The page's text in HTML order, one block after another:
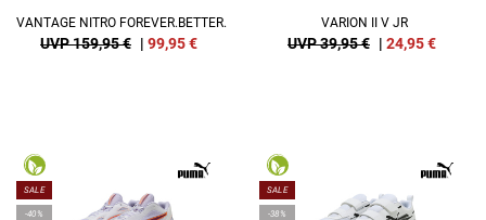
VANTAGE NITRO FOREVER.BETTER.
UVP 159,95 € | 99,95€
VARION II V JR
UVP 39,95 € | 24,95€
SALE
-40%
SALE
-38%